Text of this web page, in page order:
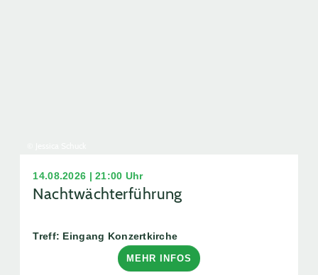
14.08.2026 | 21:00 Uhr
Nachtwächterführung
Treff: Eingang Konzertkirche
MEHR INFOS